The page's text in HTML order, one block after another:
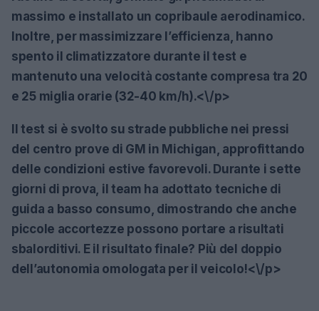
massimo e installato un copribaule aerodinamico.
Inoltre, per massimizzare l’efficienza, hanno
spento il climatizzatore durante il test e
mantenuto una velocità costante compresa tra 20
e 25 miglia orarie (32-40 km/h).<\/p>
Il test si è svolto su strade pubbliche nei pressi
del centro prove di GM in Michigan , approfittando
delle condizioni estive favorevoli. Durante i sette
giorni di prova, il team ha adottato tecniche di
guida a basso consumo, dimostrando che anche
piccole accortezze possono portare a risultati
sbalorditivi. E il risultato finale? Più del doppio
dell’autonomia omologata per il veicolo!<\/p>